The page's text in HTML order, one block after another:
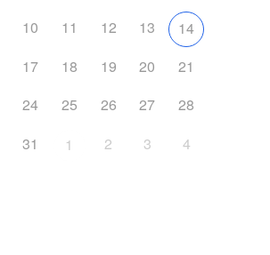
10 11 12 13
14
17 18 19 20
21
24 25 26 27
28
31 1 2 3 4